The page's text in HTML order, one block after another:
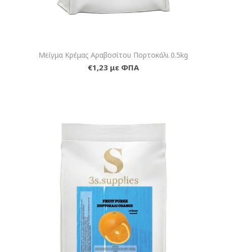
Μείγμα Κρέμας Αραβοσίτου Πορτοκάλι 0.5kg
€1,23 με ΦΠΑ